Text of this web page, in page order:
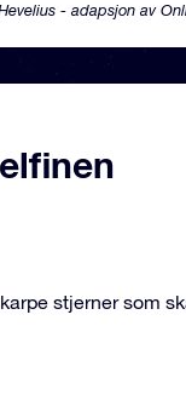
- adapsjon av
stjerner som